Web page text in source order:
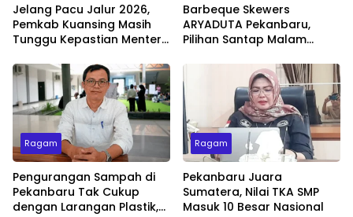
Jelang Pacu Jalur 2026,
Pemkab Kuansing Masih
Tunggu Kepastian Menteri
Barbeque Skewers
ARYADUTA Pekanbaru,
Pilihan Santap Malam
Ragam
Pengurangan Sampah di
Pekanbaru Tak Cukup
dengan Larangan Plastik,
Ragam
Pekanbaru Juara
Sumatera, Nilai TKA SMP
Masuk 10 Besar Nasional